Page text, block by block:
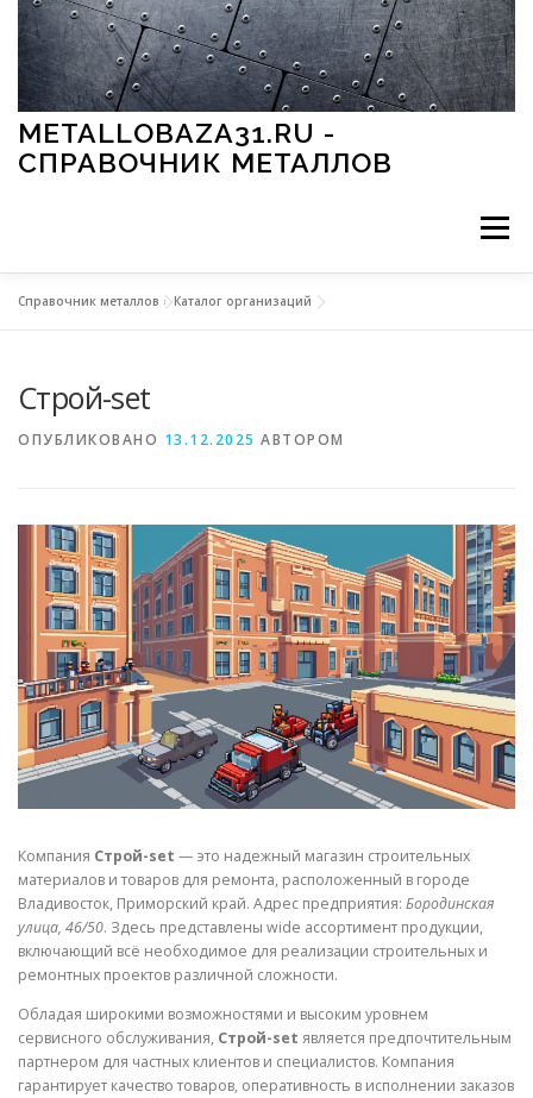
Перейти к содержимому
METALLOBAZA31.RU -
СПРАВОЧНИК МЕТАЛЛОВ
Меню
МЕТАЛЛЫ И ОКРУЖАЮЩАЯ СРЕДА
СВОЙСТВА МЕТАЛЛОВ СОРТА МЕТАЛЛОВ
СТАТЬИ
Справочник металлов »Каталог организаций
Строй-set
ОПУБЛИКОВАНО 13.12.2025 АВТОРОМ
Компания Строй-set — это надежный магазин строительных
материалов и товаров для ремонта, расположенный в городе
Владивосток, Приморский край. Адрес предприятия: Бородинская
улица, 46/50. Здесь представлены wide ассортимент продукции,
включающий всё необходимое для реализации строительных и
ремонтных проектов различной сложности.
Обладая широкими возможностями и высоким уровнем
сервисного обслуживания, Строй-set является предпочтительным
партнером для частных клиентов и специалистов. Компания
гарантирует качество товаров, оперативность в исполнении заказов